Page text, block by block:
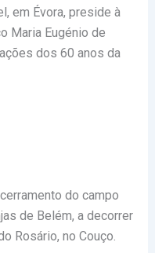
em Évora, preside à
Maria Eugénio de
dos 60 anos da
do campo
de Belém, a decorrer
Rosário, no Couço.